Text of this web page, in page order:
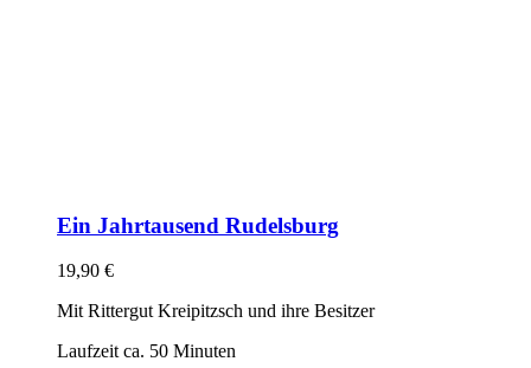
Ein Jahrtausend Rudelsburg
19,90 €
Mit Rittergut Kreipitzsch und ihre Besitzer
Laufzeit ca. 50 Minuten